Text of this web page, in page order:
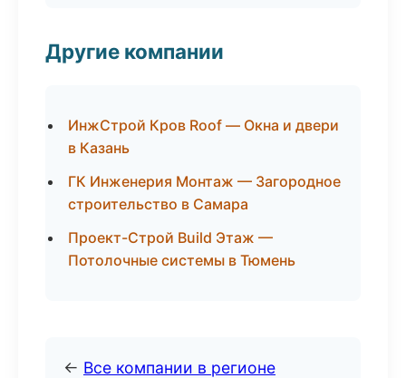
Другие компании
ИнжСтрой Кров Roof — Окна и двери
в Казань
ГК Инженерия Монтаж — Загородное
строительство в Самара
Проект-Строй Build Этаж —
Потолочные системы в Тюмень
← Все компании в регионе